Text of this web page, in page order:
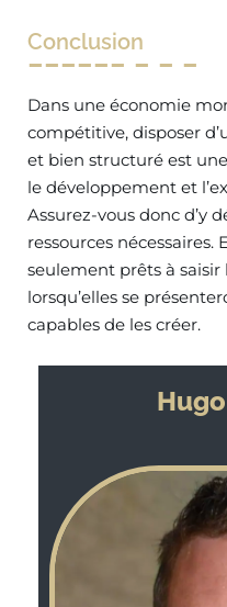
Conclusion
Dans une économie
compétitive, disposer
et bien structuré est
le développement et
Assurez-vous donc d’y
ressources nécessaires.
seulement prêts à saisir
lorsqu’elles se
capables de les créer.